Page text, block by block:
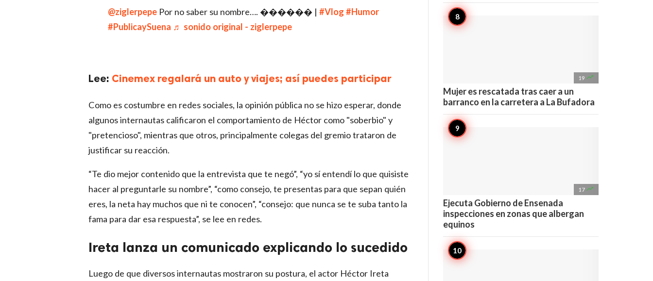
@ziglerpepe Por no saber su nombre…. ������ | #Vlog #Humor
#PublicaySuena ♬ sonido original - ziglerpepe
Lee: Cinemex regalará un auto y viajes; así puedes participar
Como es costumbre en redes sociales, la opinión pública no se hizo esperar, donde
algunos internautas calificaron el comportamiento de Héctor como "soberbio" y
"pretencioso", mientras que otros, principalmente colegas del gremio trataron de
justificar su reacción.
“Te dio mejor contenido que la entrevista que te negó”, “yo sí entendí lo que quisiste
hacer al preguntarle su nombre”, “como consejo, te presentas para que sepan quién
eres, la neta hay muchos que ni te conocen”, “consejo: que nunca se te suba tanto la
fama para dar esa respuesta”, se lee en redes.
Ireta lanza un comunicado explicando lo sucedido
Luego de que diversos internautas mostraron su postura, el actor Héctor Ireta
19 
Mujer es rescatada tras caer a un
barranco en la carretera a La Bufadora
17 
Ejecuta Gobierno de Ensenada
inspecciones en zonas que albergan
equinos